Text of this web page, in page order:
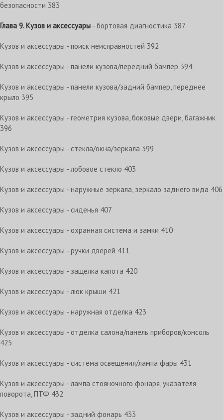
безопасности 383
Глава 9. Кузов и аксессуары - бортовая диагностика 387
Кузов и аксессуары - поиск неисправностей 392
Кузов и аксессуары - панели кузова/передний бампер 394
Кузов и аксессуары - панели кузова/задний бампер, переднее
крыло 395
Кузов и аксессуары - геометрия кузова, боковые двери, багажник
396
Кузов и аксессуары - стекла/окна/зеркала 399
Кузов и аксессуары - лобовое стекло 403
Кузов и аксессуары - наружные зеркала, зеркало заднего вида 406
Кузов и аксессуары - сиденья 407
Кузов и аксессуары - охранная система и замки 410
Кузов и аксессуары - ручки дверей 411
Кузов и аксессуары - защелка капота 420
Кузов и аксессуары - люк крыши 421
Кузов и аксессуары - наружная отделка 423
Кузов и аксессуары - отделка салона/панель приборов/консоль
425
Кузов и аксессуары - система освещения/лампа фары 431
Кузов и аксессуары - лампа стояночного фонаря, указателя
поворота, ПТФ 432
Кузов и аксессуары - задний фонарь 433